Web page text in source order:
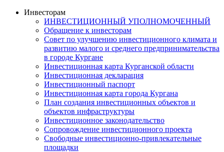
Инвесторам
ИНВЕСТИЦИОННЫЙ УПОЛНОМОЧЕННЫЙ
Обращение к инвесторам
Совет по улучшению инвестиционного климата и
развитию малого и среднего предпринимательства
в городе Кургане
Инвестиционная карта Курганской области
Инвестиционная декларация
Инвестиционный паспорт
Инвестиционная карта города Кургана
План создания инвестиционных объектов и
объектов инфраструктуры
Инвестиционное законодательство
Сопровождение инвестиционного проекта
Свободные инвестиционно-привлекательные
площадки